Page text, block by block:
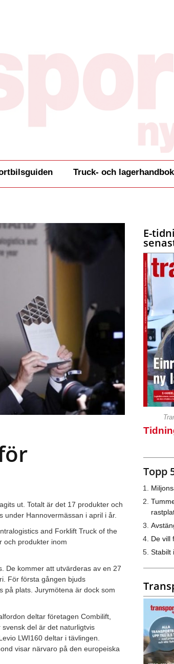
Truck- och
ut. Totalt är det 17 produkter och
under Hannovermässan i april i år.
and Forklift Truck of the
och produkter inom
De kommer att utvärderas av en 27
För första gången bjuds
på plats. Jurymötena är dock som
deltar företagen Combilift,
del är det naturligtvis
LWI160 deltar i tävlingen.
visar närvaro på den europeiska
E-
Topp
De vill
Stabilt